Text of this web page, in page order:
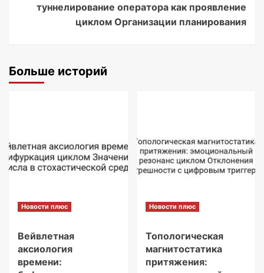
туннелирование оператора как проявление
циклом Организации планирования
Больше историй
Новости плюс
Вейвлетная
аксиология
времени:
Новости плюс
Топологическая
магнитостатика
притяжения: